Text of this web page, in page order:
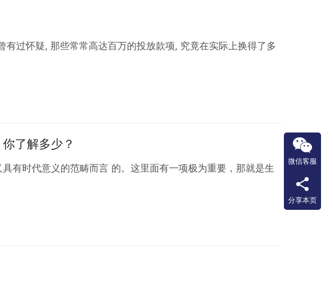
过怀疑, 那些常常高达百万的投放款项, 究竟在实际上换得了多
了解多少？
有时代意义的范畴而言 的。这里面有一项极为重要，那就是生
微信客服
分享本页